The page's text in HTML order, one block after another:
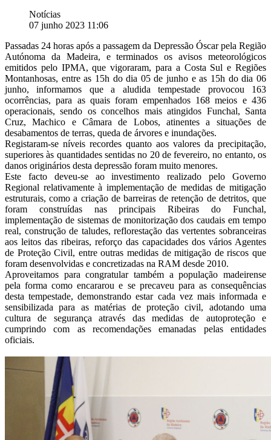
Notícias
07 junho 2023 11:06
Passadas 24 horas após a passagem da Depressão Óscar pela Região
Autónoma da Madeira, e terminados os avisos meteorológicos
emitidos pelo IPMA, que vigoraram, para a Costa Sul e Regiões
Montanhosas, entre as 15h do dia 05 de junho e as 15h do dia 06
junho, informamos que a aludida tempestade provocou 163
ocorrências, para as quais foram empenhados 168 meios e 436
operacionais, sendo os concelhos mais atingidos Funchal, Santa
Cruz, Machico e Câmara de Lobos, atinentes a situações de
desabamentos de terras, queda de árvores e inundações.
Registaram-se níveis recordes quanto aos valores da precipitação,
superiores às quantidades sentidas no 20 de fevereiro, no entanto, os
danos originários desta depressão foram muito menores.
Este facto deveu-se ao investimento realizado pelo Governo
Regional relativamente à implementação de medidas de mitigação
estruturais, como a criação de barreiras de retenção de detritos, que
foram construídas nas principais Ribeiras do Funchal,
implementação de sistemas de monitorização dos caudais em tempo
real, construção de taludes, reflorestação das vertentes sobranceiras
aos leitos das ribeiras, reforço das capacidades dos vários Agentes
de Proteção Civil, entre outras medidas de mitigação de riscos que
foram desenvolvidas e concretizadas na RAM desde 2010.
Aproveitamos para congratular também a população madeirense
pela forma como encararou e se precaveu para as consequências
desta tempestade, demonstrando estar cada vez mais informada e
sensibilizada para as matérias de proteção civil, adotando uma
cultura de segurança através das medidas de autoproteção e
cumprindo com as recomendações emanadas pelas entidades
oficiais.